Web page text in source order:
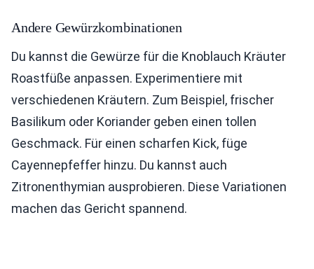
Andere Gewürzkombinationen
Du kannst die Gewürze für die Knoblauch Kräuter
Roastfüße anpassen. Experimentiere mit
verschiedenen Kräutern. Zum Beispiel, frischer
Basilikum oder Koriander geben einen tollen
Geschmack. Für einen scharfen Kick, füge
Cayennepfeffer hinzu. Du kannst auch
Zitronenthymian ausprobieren. Diese Variationen
machen das Gericht spannend.